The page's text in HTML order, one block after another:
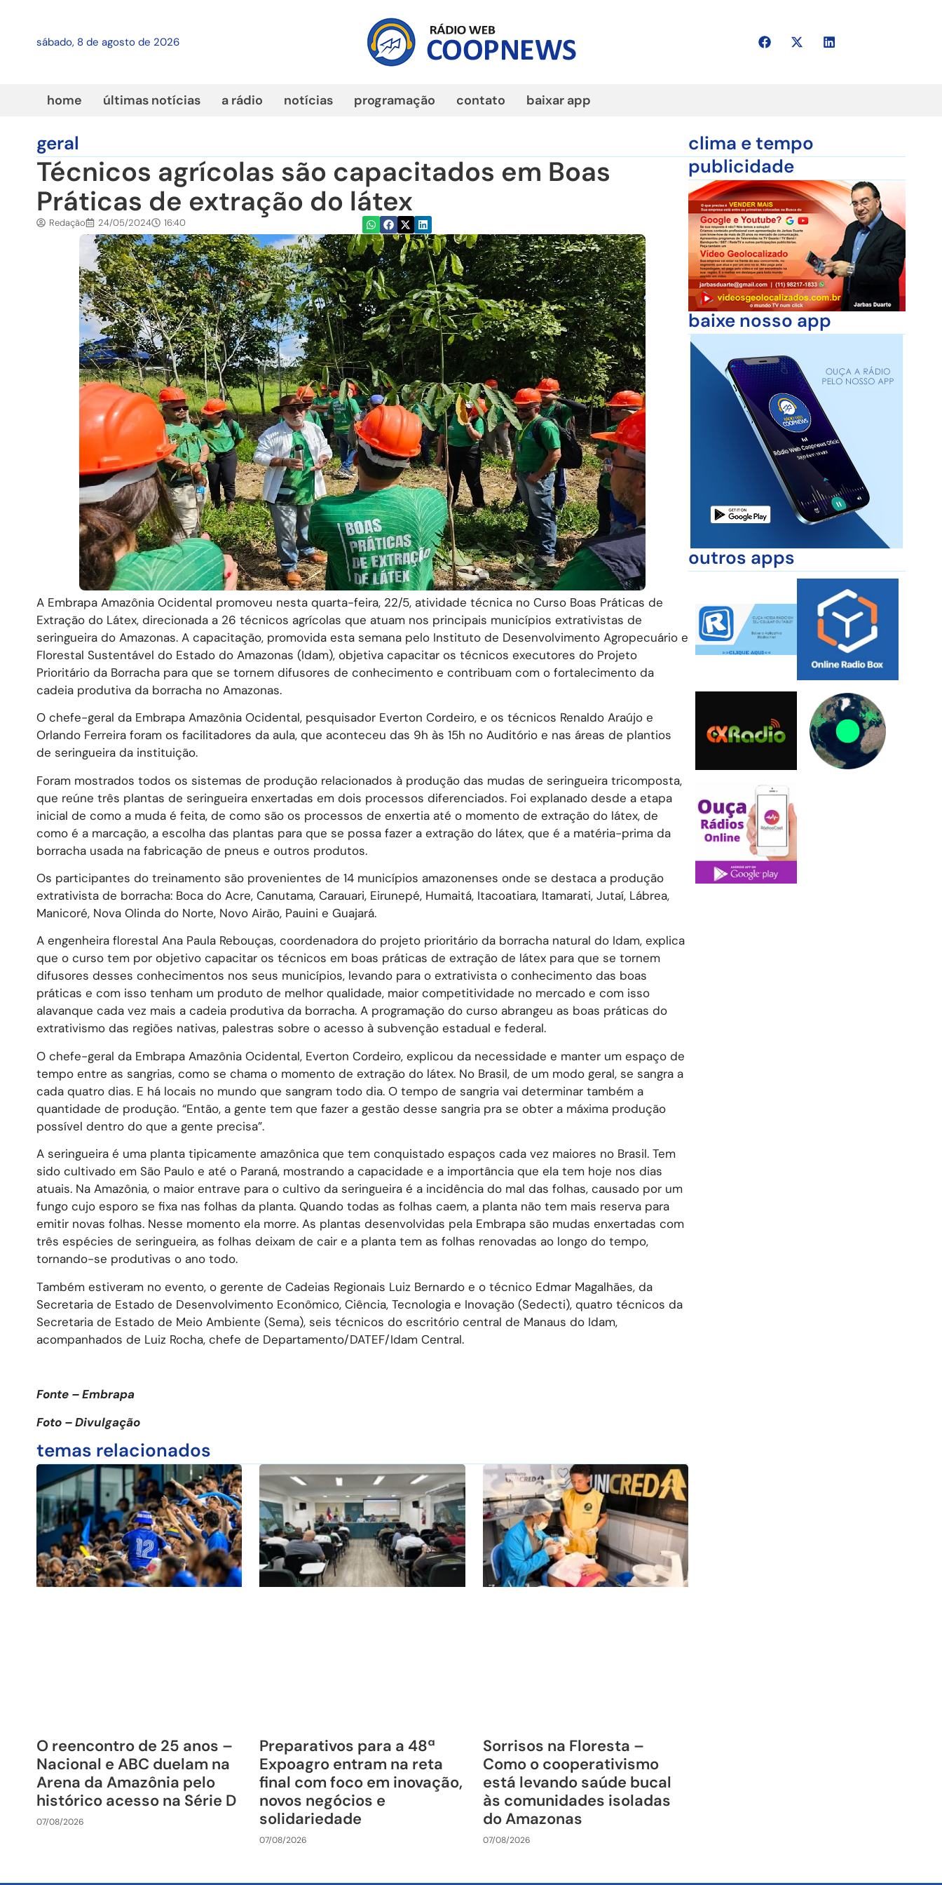
sábado, 8 de agosto de 2026
home últimas notícias a rádio notícias programação contato baixar app
geral
Técnicos agrícolas são capacitados em Boas
Práticas de extração do látex
Redação 24/05/2024 16:40
A Embrapa Amazônia Ocidental promoveu nesta quarta-feira, 22/5, atividade técnica no Curso Boas Práticas de
Extração do Látex, direcionada a 26 técnicos agrícolas que atuam nos principais municípios extrativistas de
seringueira do Amazonas. A capacitação, promovida esta semana pelo Instituto de Desenvolvimento Agropecuário e
Florestal Sustentável do Estado do Amazonas (Idam), objetiva capacitar os técnicos executores do Projeto
Prioritário da Borracha para que se tornem difusores de conhecimento e contribuam com o fortalecimento da
cadeia produtiva da borracha no Amazonas.
O chefe-geral da Embrapa Amazônia Ocidental, pesquisador Everton Cordeiro, e os técnicos Renaldo Araújo e
Orlando Ferreira foram os facilitadores da aula, que aconteceu das 9h às 15h no Auditório e nas áreas de plantios
de seringueira da instituição.
Foram mostrados todos os sistemas de produção relacionados à produção das mudas de seringueira tricomposta,
que reúne três plantas de seringueira enxertadas em dois processos diferenciados. Foi explanado desde a etapa
inicial de como a muda é feita, de como são os processos de enxertia até o momento de extração do látex, de
como é a marcação, a escolha das plantas para que se possa fazer a extração do látex, que é a matéria-prima da
borracha usada na fabricação de pneus e outros produtos.
Os participantes do treinamento são provenientes de 14 municípios amazonenses onde se destaca a produção
extrativista de borracha: Boca do Acre, Canutama, Carauari, Eirunepé, Humaitá, Itacoatiara, Itamarati, Jutaí, Lábrea,
Manicoré, Nova Olinda do Norte, Novo Airão, Pauini e Guajará.
A engenheira florestal Ana Paula Rebouças, coordenadora do projeto prioritário da borracha natural do Idam, explica
que o curso tem por objetivo capacitar os técnicos em boas práticas de extração de látex para que se tornem
difusores desses conhecimentos nos seus municípios, levando para o extrativista o conhecimento das boas
práticas e com isso tenham um produto de melhor qualidade, maior competitividade no mercado e com isso
alavanque cada vez mais a cadeia produtiva da borracha. A programação do curso abrangeu as boas práticas do
extrativismo das regiões nativas, palestras sobre o acesso à subvenção estadual e federal.
O chefe-geral da Embrapa Amazônia Ocidental, Everton Cordeiro, explicou da necessidade e manter um espaço de
tempo entre as sangrias, como se chama o momento de extração do látex. No Brasil, de um modo geral, se sangra a
cada quatro dias. E há locais no mundo que sangram todo dia. O tempo de sangria vai determinar também a
quantidade de produção. “Então, a gente tem que fazer a gestão desse sangria pra se obter a máxima produção
possível dentro do que a gente precisa”.
A seringueira é uma planta tipicamente amazônica que tem conquistado espaços cada vez maiores no Brasil. Tem
sido cultivado em São Paulo e até o Paraná, mostrando a capacidade e a importância que ela tem hoje nos dias
atuais. Na Amazônia, o maior entrave para o cultivo da seringueira é a incidência do mal das folhas, causado por um
fungo cujo esporo se fixa nas folhas da planta. Quando todas as folhas caem, a planta não tem mais reserva para
emitir novas folhas. Nesse momento ela morre. As plantas desenvolvidas pela Embrapa são mudas enxertadas com
três espécies de seringueira, as folhas deixam de cair e a planta tem as folhas renovadas ao longo do tempo,
tornando-se produtivas o ano todo.
Também estiveram no evento, o gerente de Cadeias Regionais Luiz Bernardo e o técnico Edmar Magalhães, da
Secretaria de Estado de Desenvolvimento Econômico, Ciência, Tecnologia e Inovação (Sedecti), quatro técnicos da
Secretaria de Estado de Meio Ambiente (Sema), seis técnicos do escritório central de Manaus do Idam,
acompanhados de Luiz Rocha, chefe de Departamento/DATEF/Idam Central.
Fonte – Embrapa
Foto – Divulgação
temas relacionados
O reencontro de 25 anos –
Nacional e ABC duelam na
Arena da Amazônia pelo
histórico acesso na Série D
07/08/2026
Preparativos para a 48ª
Expoagro entram na reta
final com foco em inovação,
novos negócios e
solidariedade
07/08/2026
Sorrisos na Floresta –
Como o cooperativismo
está levando saúde bucal
às comunidades isoladas
do Amazonas
07/08/2026
clima e tempo
publicidade
baixe nosso app
outros apps